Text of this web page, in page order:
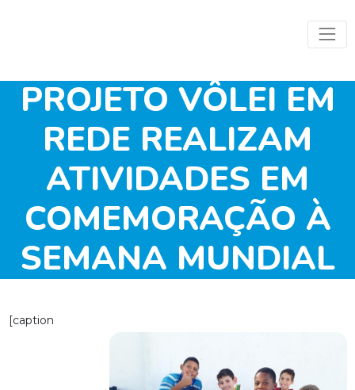
PROJETO VÔLEI EM
REDE REALIZAM
ATIVIDADES EM
COMEMORAÇÃO À
SEMANA MUNDIAL
[caption